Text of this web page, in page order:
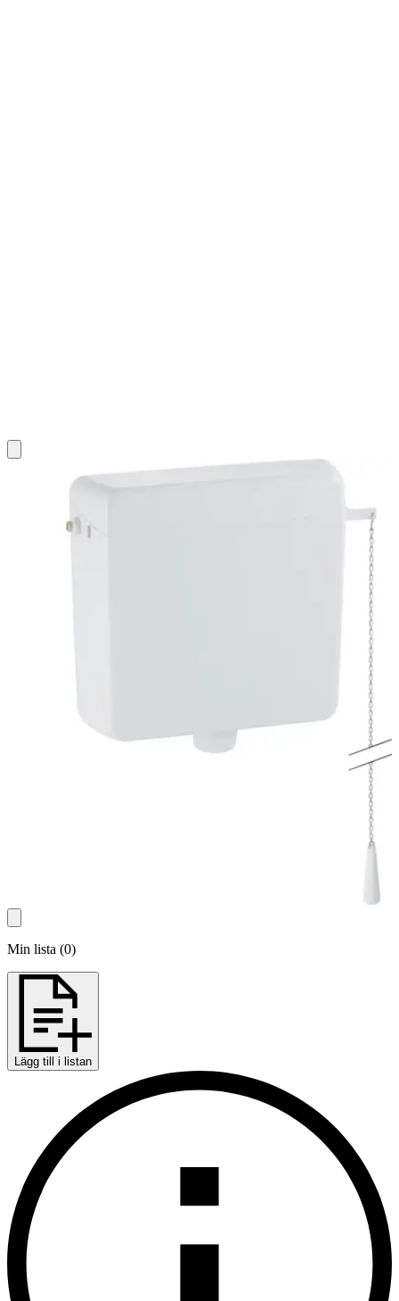
Min lista (0)
Lägg till i listan